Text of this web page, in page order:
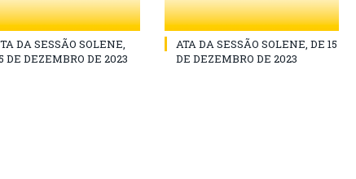
DA SESSÃO SOLENE,
DE DEZEMBRO DE 2023
ATA DA SESSÃO SOLENE, DE 15
DE DEZEMBRO DE 2023